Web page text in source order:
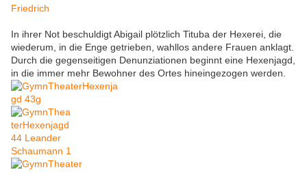
In ihrer Not beschuldigt Abigail plötzlich Tituba der Hexerei, die
wiederum, in die Enge getrieben, wahllos andere Frauen anklagt.
Durch die gegenseitigen Denunziationen beginnt eine Hexenjagd,
in die immer mehr Bewohner des Ortes hineingezogen werden.